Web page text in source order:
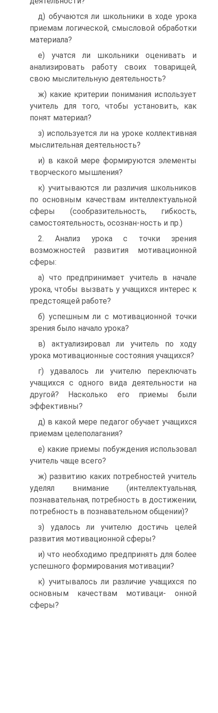
д) обучаются ли школьники в ходе урока
приемам логической, смысловой обработки
материала?
е) учатся ли школьники оценивать и
анализировать работу своих товарищей,
свою мыслительную деятельность?
ж) какие критерии понимания использует
учитель для того, чтобы установить, как
понят материал?
з) используется ли на уроке коллективная
мыслительная деятельность?
и) в какой мере формируются элементы
творческого мышления?
к) учитываются ли различия школьников
по основным качествам интеллектуальной
сферы (сообразительность, гибкость,
самостоятельность, осознан-ность и пр.)
2. Анализ урока с точки зрения
возможностей развития мотивационной
сферы:
а) что предпринимает учитель в начале
урока, чтобы вызвать у учащихся интерес к
предстоящей работе?
б) успешным ли с мотивационной точки
зрения было начало урока?
в) актуализировал ли учитель по ходу
урока мотивационные состояния учащихся?
г) удавалось ли учителю переключать
учащихся с одного вида деятельности на
другой? Насколько его приемы были
эффективны?
д) в какой мере педагог обучает учащихся
приемам целеполагания?
е) какие приемы побуждения использовал
учитель чаще всего?
ж) развитию каких потребностей учитель
уделял внимание (интеллектуальная,
познавательная, потребность в достижении,
потребность в познавательном общении)?
з) удалось ли учителю достичь целей
развития мотивационной сферы?
и) что необходимо предпринять для более
успешного формирования мотивации?
к) учитывалось ли различие учащихся по
основным качествам мотиваци- онной
сферы?